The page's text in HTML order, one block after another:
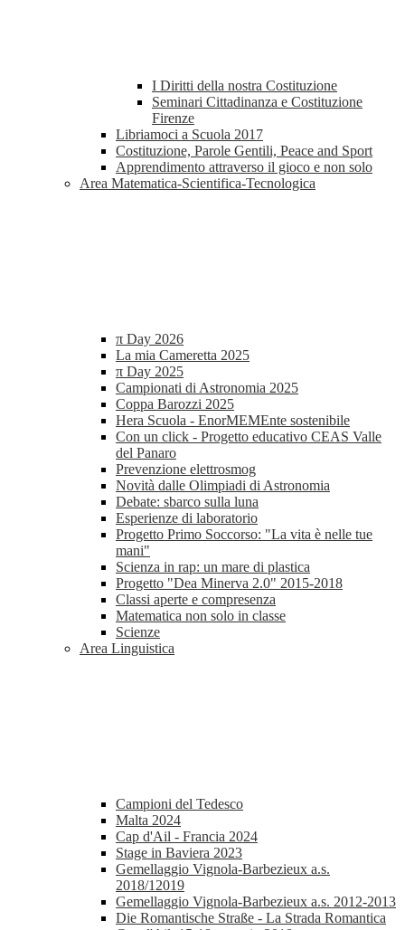
I Diritti della nostra Costituzione
Seminari Cittadinanza e Costituzione
Firenze
Libriamoci a Scuola 2017
Costituzione, Parole Gentili, Peace and Sport
Apprendimento attraverso il gioco e non solo
Area Matematica-Scientifica-Tecnologica
π Day 2026
La mia Cameretta 2025
π Day 2025
Campionati di Astronomia 2025
Coppa Barozzi 2025
Hera Scuola - EnorMEMEnte sostenibile
Con un click - Progetto educativo CEAS Valle
del Panaro
Prevenzione elettrosmog
Novità dalle Olimpiadi di Astronomia
Debate: sbarco sulla luna
Esperienze di laboratorio
Progetto Primo Soccorso: "La vita è nelle tue
mani"
Scienza in rap: un mare di plastica
Progetto "Dea Minerva 2.0" 2015-2018
Classi aperte e compresenza
Matematica non solo in classe
Scienze
Area Linguistica
Campioni del Tedesco
Malta 2024
Cap d'Ail - Francia 2024
Stage in Baviera 2023
Gemellaggio Vignola-Barbezieux a.s.
2018/12019
Gemellaggio Vignola-Barbezieux a.s. 2012-2013
Die Romantische Straße - La Strada Romantica